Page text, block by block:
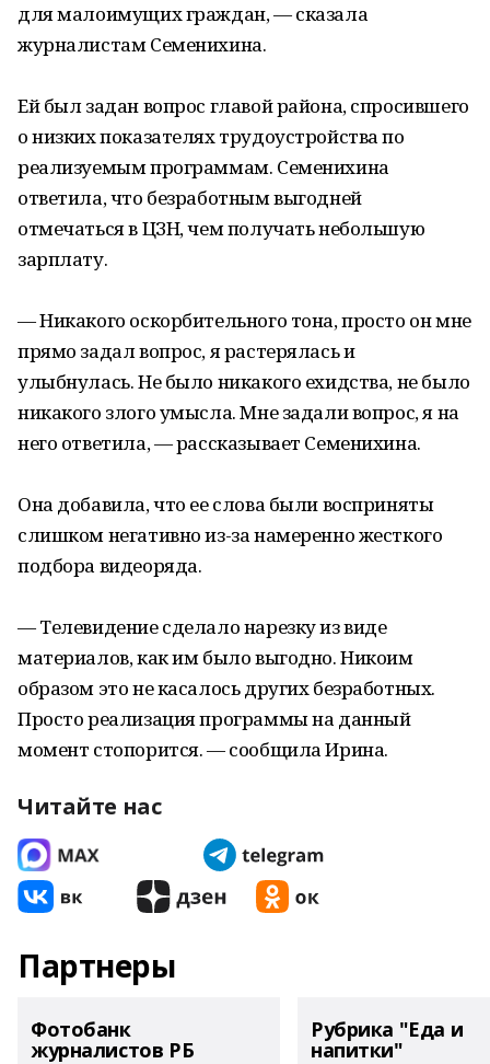
для малоимущих граждан, — сказала
журналистам Семенихина.
Ей был задан вопрос главой района, спросившего
о низких показателях трудоустройства по
реализуемым программам. Семенихина
ответила, что безработным выгодней
отмечаться в ЦЗН, чем получать небольшую
зарплату.
— Никакого оскорбительного тона, просто он мне
прямо задал вопрос, я растерялась и
улыбнулась. Не было никакого ехидства, не было
никакого злого умысла. Мне задали вопрос, я на
него ответила, — рассказывает Семенихина.
Она добавила, что ее слова были восприняты
слишком негативно из-за намеренно жесткого
подбора видеоряда.
— Телевидение сделало нарезку из виде
материалов, как им было выгодно. Никоим
образом это не касалось других безработных.
Просто реализация программы на данный
момент стопорится. — сообщила Ирина.
Читайте нас
Партнеры
Фотобанк
журналистов РБ
Рубрика "Еда и
напитки"